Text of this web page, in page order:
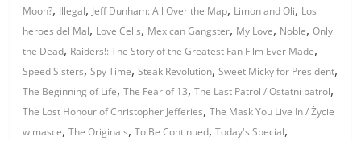
Moon?, Illegal, Jeff Dunham: All Over the Map, Limon and Oli, Los
heroes del Mal, Love Cells, Mexican Gangster, My Love, Noble,Only
the Dead, Raiders!: The Story of the Greatest Fan Film Ever Made,
Speed Sisters,Spy Time,Steak Revolution,Sweet Micky for President,
The Beginning of Life,The Fear of 13,The Last Patrol / Ostatni patrol,
The Lost Honour of Christopher Jefferies,The Mask You Live In / Życie
w masce,The Originals,To Be Continued,Today's Special,